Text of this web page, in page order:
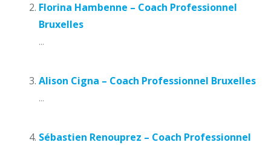
Florina Hambenne – Coach Professionnel
Bruxelles
...
Alison Cigna – Coach Professionnel Bruxelles
...
Sébastien Renouprez – Coach Professionnel